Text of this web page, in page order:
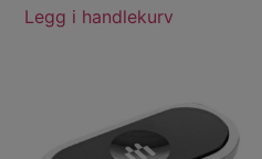
Legg i handlekurv